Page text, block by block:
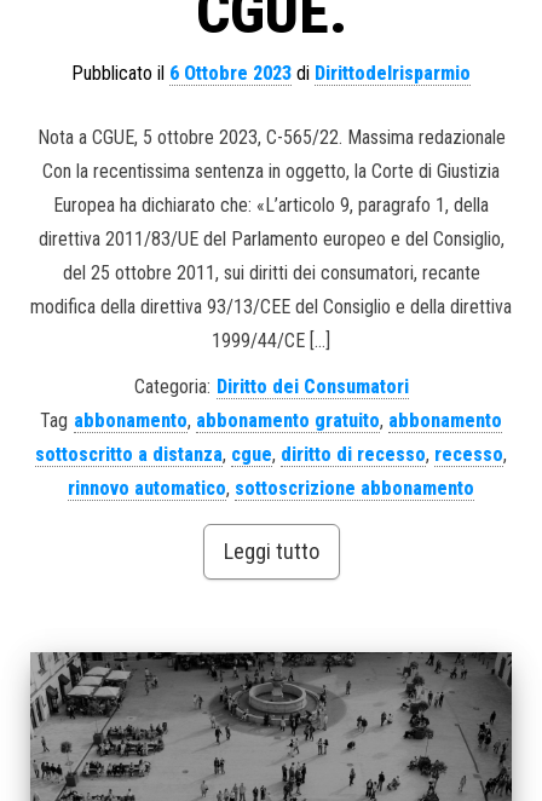
Pubblicato il 6 Ottobre 2023 di Dirittodelrisparmio
Nota a CGUE, 5 ottobre 2023, C-565/22. Massima redazionale
Con la recentissima sentenza in oggetto, la Corte di Giustizia
Europea ha dichiarato che: «L’articolo 9, paragrafo 1, della
direttiva 2011/83/UE del Parlamento europeo e del Consiglio,
del 25 ottobre 2011, sui diritti dei consumatori, recante
modifica della direttiva 93/13/CEE del Consiglio e della direttiva
1999/44/CE […]
Categoria: Diritto dei Consumatori
Tag abbonamento, abbonamento gratuito, abbonamento
sottoscritto a distanza, cgue, diritto di recesso, recesso,
rinnovo automatico, sottoscrizione abbonamento
Leggi tutto